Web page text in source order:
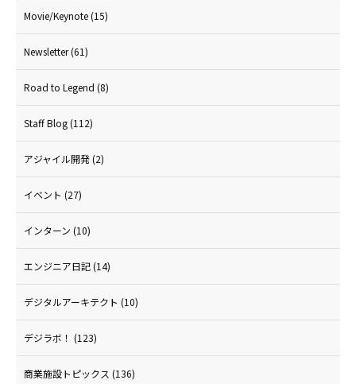
Movie/Keynote(15)
Newsletter(61)
Road to Legend (8)
Staff Blog(112)
アジャイル開発(2)
イベント (27)
インターン (10)
エンジニア日記(14)
デジタルアーキテクト (10)
デジラボ！ (123)
商業施設トピックス (136)